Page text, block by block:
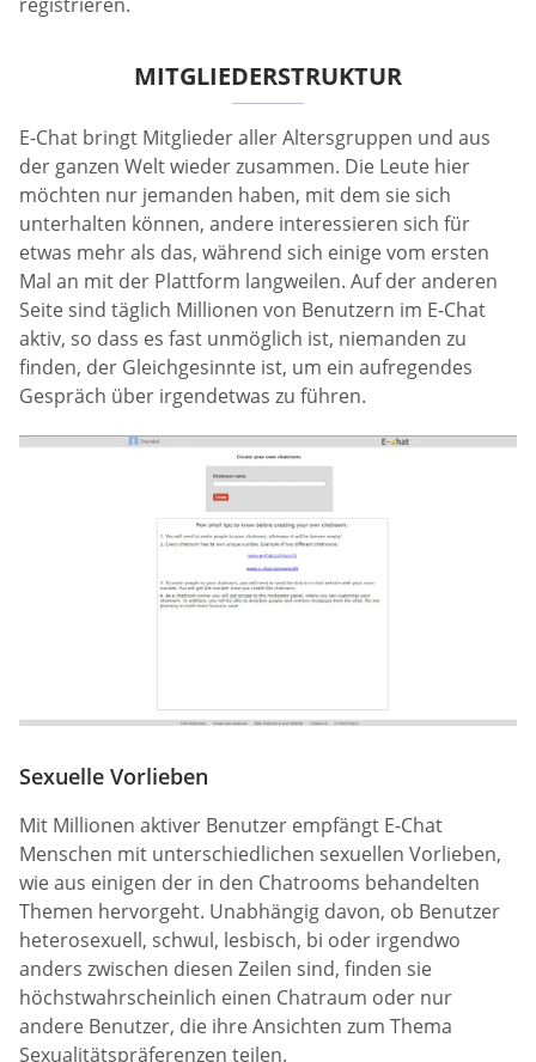
MITGLIEDERSTRUKTUR
E-Chat bringt Mitglieder aller Altersgruppen und aus
der ganzen Welt wieder zusammen. Die Leute hier
möchten nur jemanden haben, mit dem sie sich
unterhalten können, andere interessieren sich für
etwas mehr als das, während sich einige vom ersten
Mal an mit der Plattform langweilen. Auf der anderen
Seite sind täglich Millionen von Benutzern im E-Chat
aktiv, so dass es fast unmöglich ist, niemanden zu
finden, der Gleichgesinnte ist, um ein aufregendes
Gespräch über irgendetwas zu führen.
Sexuelle Vorlieben
Mit Millionen aktiver Benutzer empfängt E-Chat
Menschen mit unterschiedlichen sexuellen Vorlieben,
wie aus einigen der in den Chatrooms behandelten
Themen hervorgeht. Unabhängig davon, ob Benutzer
heterosexuell, schwul, lesbisch, bi oder irgendwo
anders zwischen diesen Zeilen sind, finden sie
höchstwahrscheinlich einen Chatraum oder nur
andere Benutzer, die ihre Ansichten zum Thema
Sexualitätspräferenzen teilen.